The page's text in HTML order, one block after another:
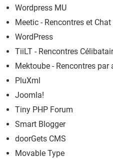
Wordpress MU
Meetic - Rencontres et
WordPress
TiiLT - Rencontres
Mektoube - Rencontres
PluXml
Joomla!
Tiny PHP Forum
Smart Blogger
doorGets CMS
Movable Type